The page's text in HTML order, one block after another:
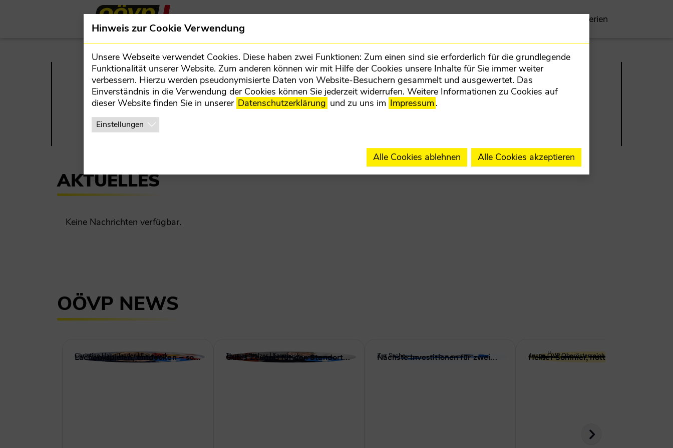
Direkt zur Hauptnavigation springen
Direkt zum Inhalt springen
Fotogalerien
TEAM
AKTUELLES
Keine Nachrichten verfügbar.
OÖVP NEWS
Team
GEMEINDERAT
Teilorganisationen
FRAUEN IN DER ÖVP
Hinweis zur Cookie Verwendung
Unsere Webseite verwendet Cookies. Diese haben zwei Funktionen: Zum einen sind sie erforderlich für die grundlegende
Funktionalität unserer Website. Zum anderen können wir mit Hilfe der Cookies unsere Inhalte für Sie immer weiter
verbessern. Hierzu werden pseudonymisierte Daten von Website-Besuchern gesammelt und ausgewertet. Das
Einverständnis in die Verwendung der Cookies können Sie jederzeit widerrufen. Weitere Informationen zu Cookies auf
dieser Website finden Sie in unserer Datenschutzerklärung und zu uns im Impressum .
Einstellungen
Alle Cookies ablehnen Alle Cookies akzeptieren